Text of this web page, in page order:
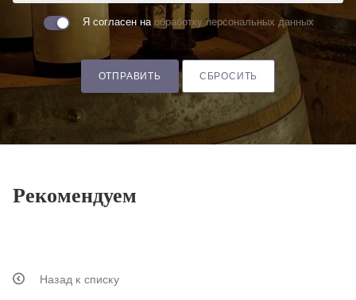
Я согласен на обработку персональных данных
ОТПРАВИТЬ СБРОСИТЬ
Рекомендуем
Назад к списку